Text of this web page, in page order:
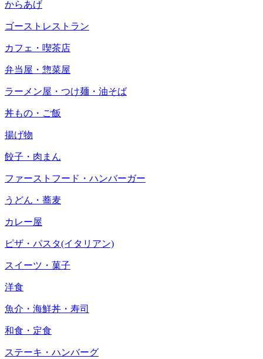
からあげ
ゴーストレストラン
カフェ・喫茶店
弁当屋・惣菜屋
ラーメン屋・つけ麺・油そば
丼もの・ご飯
揚げ物
餃子・肉まん
ファーストフード・ハンバーガー
うどん・蕎麦
カレー屋
ピザ・パスタ(イタリアン)
スイーツ・菓子
洋食
魚介・海鮮丼・寿司
和食・定食
ステーキ・ハンバーグ